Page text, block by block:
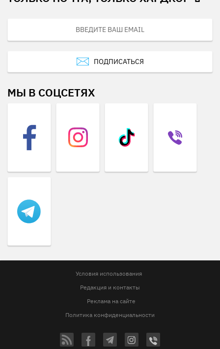
ПОДПИСАТЬСЯ
МЫ В СОЦСЕТЯХ
Условия использования
Редакция и контакты
Реклама на сайте
Политика конфиденциальности